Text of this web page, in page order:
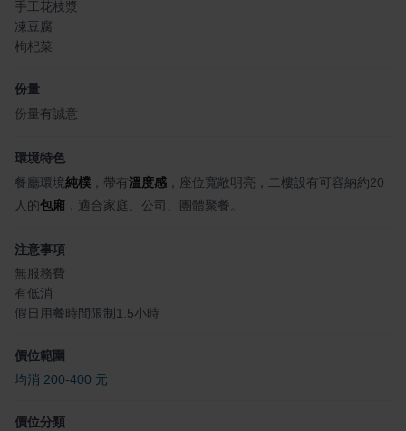
手工花枝漿
凍豆腐
枸杞菜
份量
份量有誠意
環境特色
餐廳環境純樸 ，帶有溫度感 ，座位寬敞明亮，二樓設有可容納約20
人的包廂 ，適合家庭、公司、團體聚餐。
注意事項
無服務費
有低消
假日用餐時間限制1.5小時
價位範圍
均消 200-400 元
價位分類